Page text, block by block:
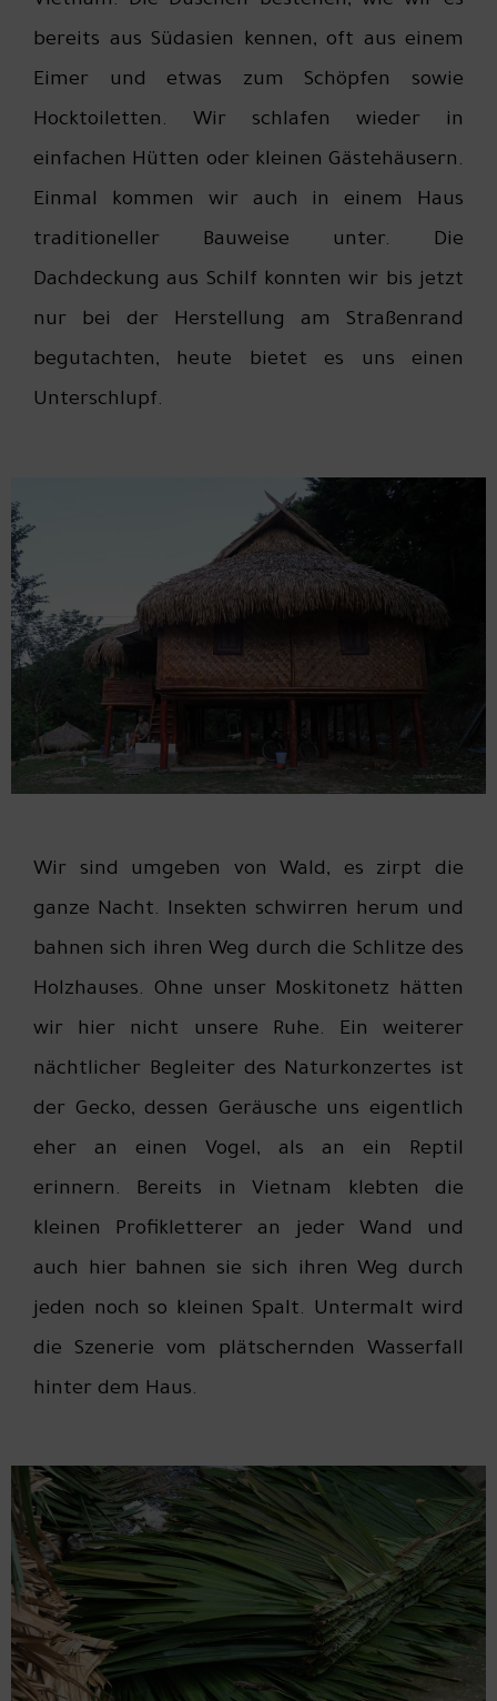
bereits aus Südasien kennen, oft aus einem
Eimer und etwas zum Schöpfen sowie
Hocktoiletten. Wir schlafen wieder in
einfachen Hütten oder kleinen Gästehäusern.
Einmal kommen wir auch in einem Haus
traditioneller Bauweise unter. Die
Dachdeckung aus Schilf konnten wir bis jetzt
nur bei der Herstellung am Straßenrand
begutachten, heute bietet es uns einen
Unterschlupf.
Wir sind umgeben von Wald, es zirpt die
ganze Nacht. Insekten schwirren herum und
bahnen sich ihren Weg durch die Schlitze des
Holzhauses. Ohne unser Moskitonetz hätten
wir hier nicht unsere Ruhe. Ein weiterer
nächtlicher Begleiter des Naturkonzertes ist
der Gecko, dessen Geräusche uns eigentlich
eher an einen Vogel, als an ein Reptil
erinnern. Bereits in Vietnam klebten die
kleinen Profikletterer an jeder Wand und
auch hier bahnen sie sich ihren Weg durch
jeden noch so kleinen Spalt. Untermalt wird
die Szenerie vom plätschernden Wasserfall
hinter dem Haus.